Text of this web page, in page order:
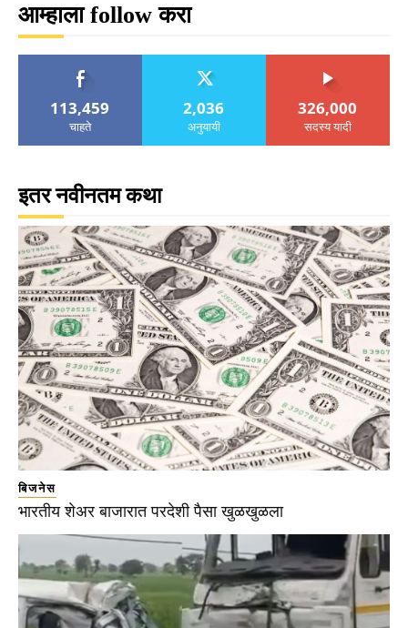
आम्हाला follow करा
113,459
चाहते
2,036
अनुयायी
326,000
सदस्य यादी
इतर नवीनतम कथा
बिजनेस
भारतीय शेअर बाजारात परदेशी पैसा खुळखुळला